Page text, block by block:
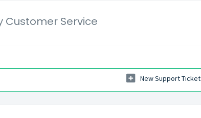
Customer Service
New Support Ticket